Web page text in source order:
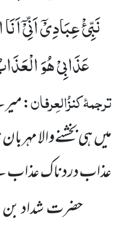
نَبِّئْ عِبَادِیْۤ اَنِّیْۤ
عَذَابِیْ هُوَ
ترجمۂکنزُالعِرفان
میں ہی بخشنےوالا
عذاب دردناک
حضرت شداد